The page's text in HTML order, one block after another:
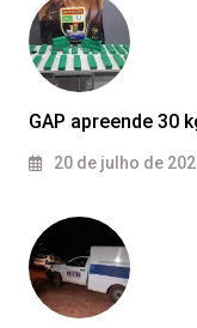
GAP apreende 30
20 de julho de